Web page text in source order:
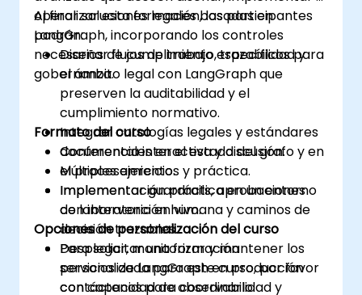
operar soluciones legales basadas en
LangGraph, incorporando los controles
necesarios de cumplimiento, trazabilidad y
gobernanza.
Al finalizar esta formación, los participantes
podrán:
Diseñar flujos de trabajo específicos para
el ámbito legal con LangGraph que
preserven la auditabilidad y el
cumplimiento normativo.
Integrar ontologías legales y estándares
documentales en el estado del grafo y en
el procesamiento.
Implementar guardrails, aprobaciones
con intervención humana y caminos de
decisión trazables.
Desplegar, monitorizar y mantener los
servicios de LangGraph en producción
con capacidad de observabilidad y
Formato del curso
Conferencia interactiva y discusión.
Múltiples ejercicios y práctica.
Implementación práctica en un entorno
de laboratorio en vivo.
Opciones de personalización del curso
Para solicitar una formación
personalizada para este curso, por favor
contáctenos para coordinarlo.